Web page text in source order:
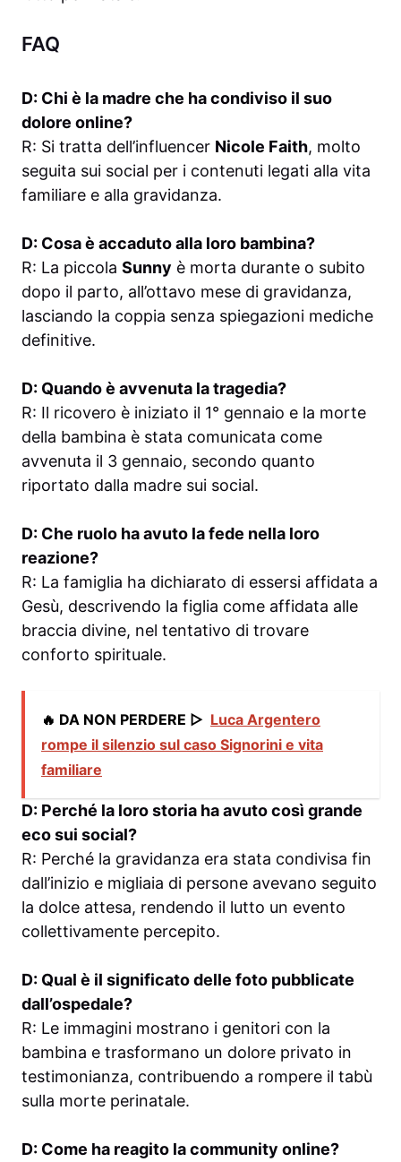
FAQ
D: Chi è la madre che ha condiviso il suo
dolore online?
R: Si tratta dell’influencer Nicole Faith, molto
seguita sui social per i contenuti legati alla vita
familiare e alla gravidanza.
D: Cosa è accaduto alla loro bambina?
R: La piccola Sunny è morta durante o subito
dopo il parto, all’ottavo mese di gravidanza,
lasciando la coppia senza spiegazioni mediche
definitive.
D: Quando è avvenuta la tragedia?
R: Il ricovero è iniziato il 1° gennaio e la morte
della bambina è stata comunicata come
avvenuta il 3 gennaio, secondo quanto
riportato dalla madre sui social.
D: Che ruolo ha avuto la fede nella loro
reazione?
R: La famiglia ha dichiarato di essersi affidata a
Gesù, descrivendo la figlia come affidata alle
braccia divine, nel tentativo di trovare
conforto spirituale.
🔥 DA NON PERDERE ▷ Luca Argentero
rompe il silenzio sul caso Signorini e vita
familiare
D: Perché la loro storia ha avuto così grande
eco sui social?
R: Perché la gravidanza era stata condivisa fin
dall’inizio e migliaia di persone avevano seguito
la dolce attesa, rendendo il lutto un evento
collettivamente percepito.
D: Qual è il significato delle foto pubblicate
dall’ospedale?
R: Le immagini mostrano i genitori con la
bambina e trasformano un dolore privato in
testimonianza, contribuendo a rompere il tabù
sulla morte perinatale.
D: Come ha reagito la community online?